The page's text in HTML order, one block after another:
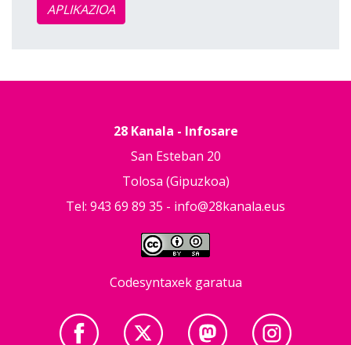
APLIKAZIOA
28 Kanala - Infosare
San Esteban 20
Tolosa (Gipuzkoa)
Tel: 943 69 89 35 - info@28kanala.eus
Codesyntaxek garatua